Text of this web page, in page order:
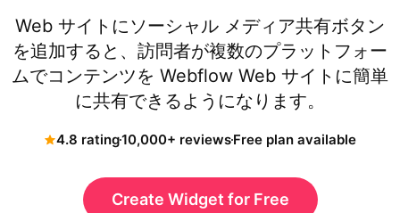
Web サイトにソーシャル メディア共有ボタン
を追加すると、訪問者が複数のプラットフォー
ムでコンテンツを Webflow Web サイトに簡単
に共有できるようになります。
4.8 rating10,000+ reviewsFree plan available
Create Widget for Free